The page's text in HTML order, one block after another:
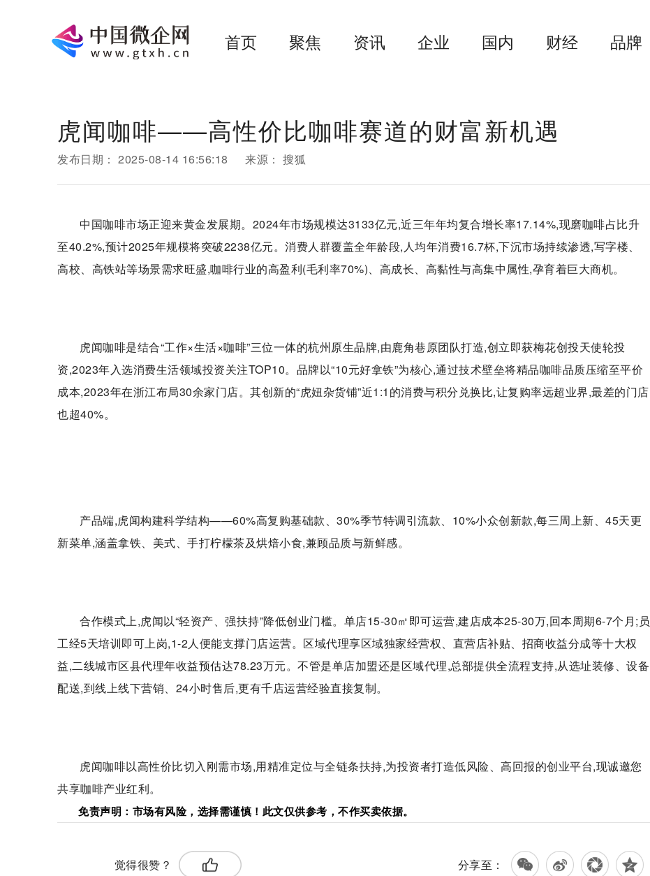
首页 聚焦 资讯 企业 国内 财经 品牌
虎闻咖啡——高性价比咖啡赛道的财富新机遇
发布日期： 2025-08-14 16:56:18 来源： 搜狐
中国咖啡市场正迎来黄金发展期。2024年市场规模达3133亿元,近三年年均复合增长率17.14%,现磨咖啡占比升
至40.2%,预计2025年规模将突破2238亿元。消费人群覆盖全年龄段,人均年消费16.7杯,下沉市场持续渗透,写字楼、
高校、高铁站等场景需求旺盛,咖啡行业的高盈利(毛利率70%)、高成长、高黏性与高集中属性,孕育着巨大商机。
虎闻咖啡是结合“工作×生活×咖啡”三位一体的杭州原生品牌,由鹿角巷原团队打造,创立即获梅花创投天使轮投
资,2023年入选消费生活领域投资关注TOP10。品牌以“10元好拿铁”为核心,通过技术壁垒将精品咖啡品质压缩至平价
成本,2023年在浙江布局30余家门店。其创新的“虎妞杂货铺”近1:1的消费与积分兑换比,让复购率远超业界,最差的门店
也超40%。
产品端,虎闻构建科学结构——60%高复购基础款、30%季节特调引流款、10%小众创新款,每三周上新、45天更
新菜单,涵盖拿铁、美式、手打柠檬茶及烘焙小食,兼顾品质与新鲜感。
合作模式上,虎闻以“轻资产、强扶持”降低创业门槛。单店15-30㎡即可运营,建店成本25-30万,回本周期6-7个月;员
工经5天培训即可上岗,1-2人便能支撑门店运营。区域代理享区域独家经营权、直营店补贴、招商收益分成等十大权
益,二线城市区县代理年收益预估达78.23万元。不管是单店加盟还是区域代理,总部提供全流程支持,从选址装修、设备
配送,到线上线下营销、24小时售后,更有千店运营经验直接复制。
虎闻咖啡以高性价比切入刚需市场,用精准定位与全链条扶持,为投资者打造低风险、高回报的创业平台,现诚邀您
共享咖啡产业红利。
免责声明：市场有风险，选择需谨慎！此文仅供参考，不作买卖依据。
觉得很赞？
分享至：